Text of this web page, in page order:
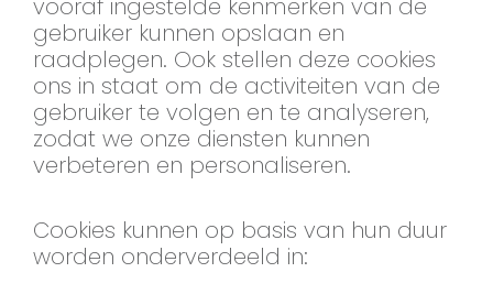
vooraf ingestelde kenmerken van de
gebruiker kunnen opslaan en
raadplegen. Ook stellen deze cookies
ons in staat om de activiteiten van de
gebruiker te volgen en te analyseren,
zodat we onze diensten kunnen
verbeteren en personaliseren.
Cookies kunnen op basis van hun duur
worden onderverdeeld in: